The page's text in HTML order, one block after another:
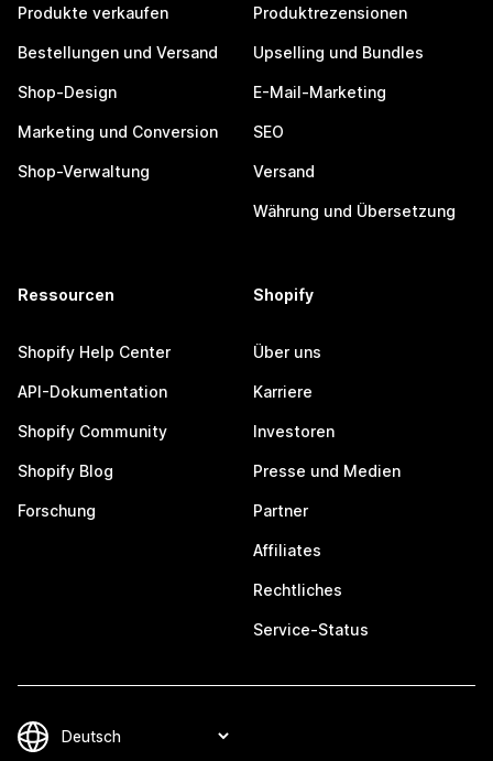
Produkte verkaufen
Bestellungen und Versand
Shop-Design
Marketing und Conversion
Shop-Verwaltung
Produktrezensionen
Upselling und Bundles
E-Mail-Marketing
SEO
Versand
Währung und Übersetzung
Ressourcen
Shopify Help Center
API-Dokumentation
Shopify Community
Shopify Blog
Forschung
Shopify
Über uns
Karriere
Investoren
Presse und Medien
Partner
Affiliates
Rechtliches
Service-Status